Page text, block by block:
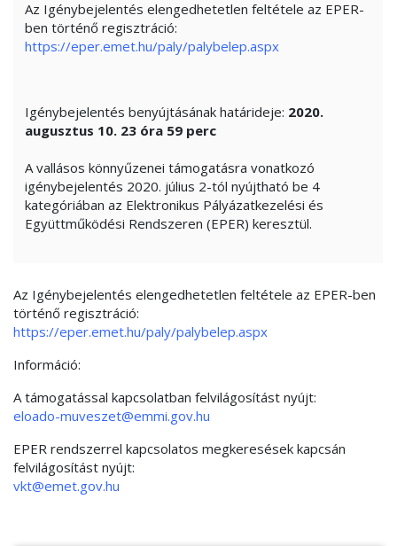
Az Igénybejelentés elengedhetetlen feltétele az EPER-
ben történő regisztráció:
https://eper.emet.hu/paly/palybelep.aspx
Igénybejelentés benyújtásának határideje: 2020.
augusztus 10. 23 óra 59 perc
A vallásos könnyűzenei támogatásra vonatkozó
igénybejelentés 2020. július 2-tól nyújtható be 4
kategóriában az Elektronikus Pályázatkezelési és
Együttműködési Rendszeren (EPER) keresztül.
Az Igénybejelentés elengedhetetlen feltétele az EPER-ben
történő regisztráció:
https://eper.emet.hu/paly/palybelep.aspx
Információ:
A támogatással kapcsolatban felvilágosítást nyújt:
eloado-muveszet@emmi.gov.hu
EPER rendszerrel kapcsolatos megkeresések kapcsán
felvilágosítást nyújt:
vkt@emet.gov.hu